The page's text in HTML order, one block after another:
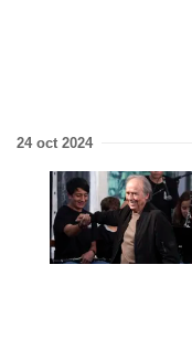
24 oct 2024